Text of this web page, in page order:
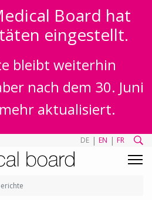
Board hat
eingestellt.
bleibt weiterhin
nach dem 30. Juni
aktualisiert.
DE | EN | FR